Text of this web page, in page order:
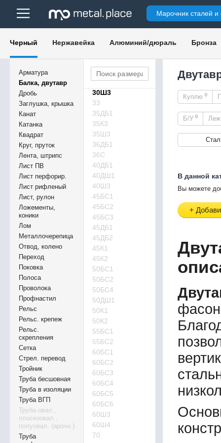
Марочник сталей и
Черный Нержавейка Алюминий/дюраль Бронза
Арматура
Балка, двутавр
Дробь
Заглушка, крышка
Канат
Катанка
Квадрат
Круг, пруток
Лента, штрипс
Лист ПВ
Лист перфорир.
Лист рифленый
Лист, рулон
Ложементы,
коники
Лом
Металлочерепица
Отвод, колено
Переход
Поковка
Полоса
Проволока
Профнастил
Рельс
Рельс. крепеж
Рельс.
скрепления
Сетка
Стрел. перевод
Тройник
Труба бесшовная
Труба в изоляции
Труба ВГП
Труба овал.,
плоскоовал.,
полуовал. (арочн.)
Труба
26К2
26К3
26Ш2
27ДБ1
30ДШ1
30К3
30К4
30Ш3
33
35ДБ1
35К3
35Ш3
36ДБ1
36С
40ДБ1
40ДШ1
40Ш3
45БС1
45БС2
45БС3
45ДБ1
45ДБ2
45К1
45К2
50БС1
50БС2
50БС4
50ДШ1
50К1
50К2
55БС1
55БС2
60БС1
60БС2
60БС3
60БС4
60БС5
60БС6
60Ш3
60Ш4
70
Куплю 0
Б/У 0
В данной
Вы можете
+